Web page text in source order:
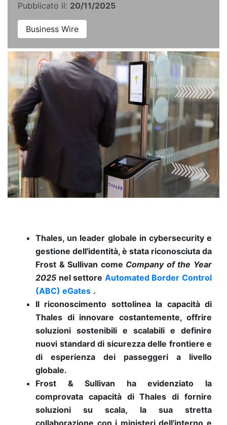
Pubblicato il: 20/11/2025
Business Wire
Thales, un leader globale in cybersecurity e
gestione dell'identità, è stata riconosciuta da
Frost & Sullivan come Company of the Year
2025 nel settore Automated Border Control
(ABC) eGates .
Il riconoscimento sottolinea la capacità di
Thales di innovare costantemente, offrire
soluzioni sostenibili e scalabili e definire
nuovi standard di sicurezza delle frontiere e
di esperienza dei passeggeri a livello
globale.
Frost & Sullivan ha evidenziato la
comprovata capacità di Thales di fornire
soluzioni su scala, la sua stretta
collaborazione con i ministeri dell'interno e